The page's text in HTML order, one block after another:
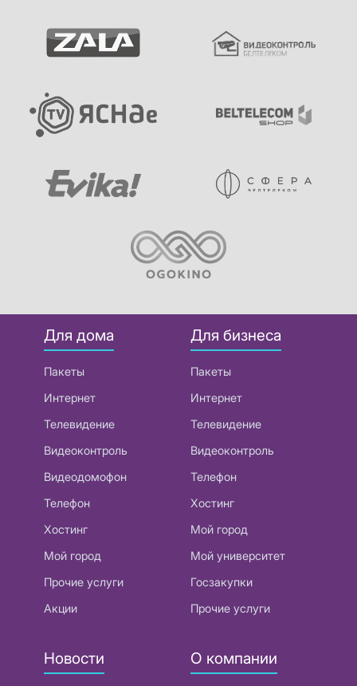
Для дома
Пакеты
Интернет
Телевидение
Видеоконтроль
Видеодомофон
Телефон
Хостинг
Мой город
Прочие услуги
Акции
Для бизнеса
Пакеты
Интернет
Телевидение
Видеоконтроль
Телефон
Хостинг
Мой город
Мой университет
Госзакупки
Прочие услуги
Новости О компании